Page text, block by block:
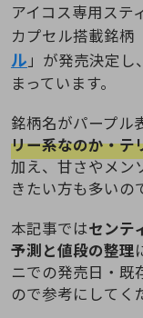
アイコス専用ステ
カプセル搭載銘柄
ル 」が発売決定
まっています。
銘柄名がパープル
リー系なのか・テ
加え、甘さやメン
きたい方も多いの
本記事ではセンテ
予測と値段の整理
ニでの発売日・既
ので参考にしてく